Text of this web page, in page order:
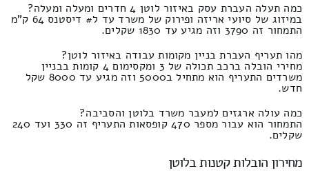
כמה תעלה העברת עסק באיזור לוטן 4 חדרים ומעלה ומעלה?
במיזוג של סיועי אריזה ופירוק של משרד עד ל# דיסטנס 64 ק"מ
התמחור זה 3790 וזה מגיע עד 1830 שקלים.
מהו תעריף העברת בניין מקומות עבודה באיזור לוטן?
מחירי הובלה ברכב תכולה של 3 ומקסימום 4 קומות בבניין
משרדים התעריף הוא מתחיל ב5000 וזה מגיע עד 8000 שקל
חדש.
כמה עולה ארגזים למעבר משרד בלוטן והסביבה?
התמחור הוא עבור מספר 470 קופסאות התעריף זה 330 ועד 240
שקלים.
מחירון הובלות קטנות בלוטן